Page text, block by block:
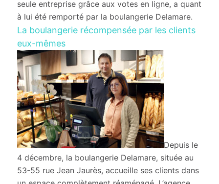
seule entreprise grâce aux votes en ligne, a quant
à lui été remporté par la boulangerie Delamare.
La boulangerie récompensée par les clients
eux-mêmes
Depuis le
4 décembre, la boulangerie Delamare, située au
53-55 rue Jean Jaurès, accueille ses clients dans